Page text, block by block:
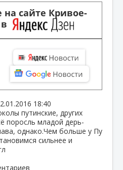
сайте Кривое-
18:40
путинские, других
поросль младой дерь-
однако.Чем больше у Пу
сильнее и